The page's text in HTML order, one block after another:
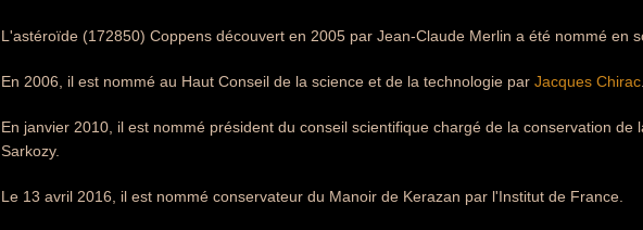
L'astéroïde (172850) Coppens découvert en 2005 par Jean-Claude Merlin a été nommé en
En 2006, il est nommé au Haut Conseil de la science et de la technologie par Jacques Chirac
En janvier 2010, il est nommé président du conseil scientifique chargé de la conservation de
Sarkozy.
Le 13 avril 2016, il est nommé conservateur du Manoir de Kerazan par l'Institut de France.